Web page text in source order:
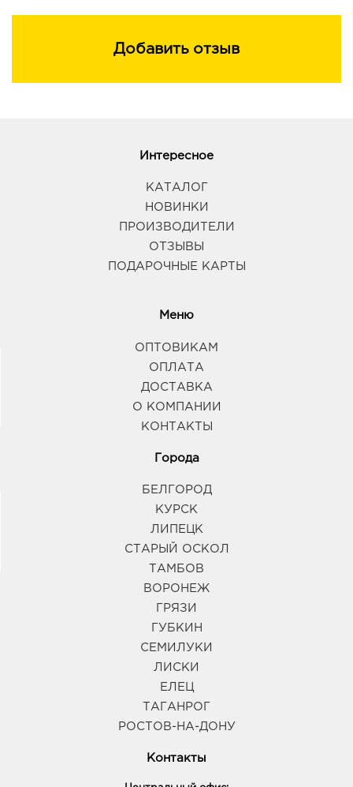
Добавить отзыв
Интересное
КАТАЛОГ
НОВИНКИ
ПРОИЗВОДИТЕЛИ
ОТЗЫВЫ
ПОДАРОЧНЫЕ КАРТЫ
Меню
ОПТОВИКАМ
ОПЛАТА
ДОСТАВКА
О КОМПАНИИ
КОНТАКТЫ
Города
БЕЛГОРОД
КУРСК
ЛИПЕЦК
СТАРЫЙ ОСКОЛ
ТАМБОВ
ВОРОНЕЖ
ГРЯЗИ
ГУБКИН
СЕМИЛУКИ
ЛИСКИ
ЕЛЕЦ
ТАГАНРОГ
РОСТОВ-НА-ДОНУ
Контакты